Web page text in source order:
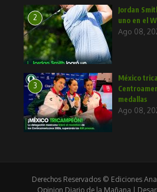
2
Jordan
uno en el
Ago 08,
3
México
medallas
Ago 08,
Derechos Reservados © Ediciones
Opinion Diario de la Mañana |